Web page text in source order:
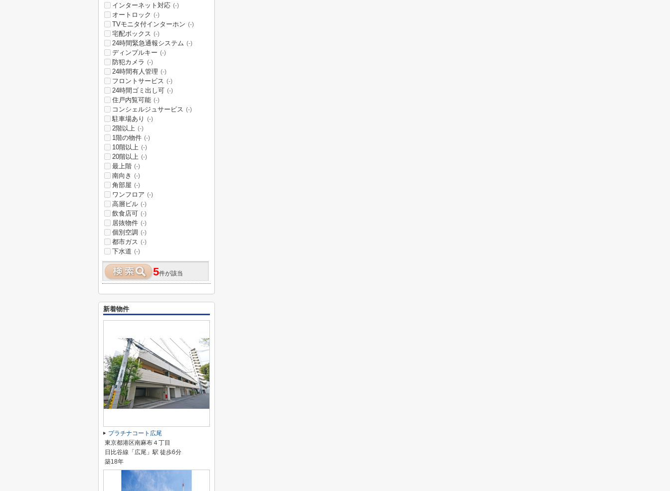
インターネット対応 (-)
オートロック (-)
TVモニタ付インターホン (-)
宅配ボックス (-)
24時間緊急通報システム (-)
ディンプルキー (-)
防犯カメラ (-)
24時間有人管理 (-)
フロントサービス (-)
24時間ゴミ出し可 (-)
住戸内覧可能 (-)
コンシェルジュサービス (-)
駐車場あり (-)
2階以上 (-)
1階の物件 (-)
10階以上 (-)
20階以上 (-)
最上階 (-)
南向き (-)
角部屋 (-)
ワンフロア (-)
高層ビル (-)
飲食店可 (-)
居抜物件 (-)
個別空調 (-)
都市ガス (-)
下水道 (-)
5件が該当
新着物件
プラチナコート広尾
東京都港区南麻布４丁目
日比谷線「広尾」駅 徒歩6分
築18年